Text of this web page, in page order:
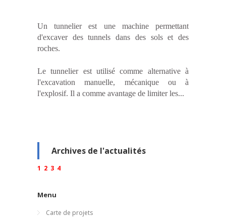
Un tunnelier est une machine permettant
d'excaver destunnels dans des sols et des
roches.
Le tunnelier est utilisé comme alternative à
l'excavation manuelle, mécanique ou à
l'explosif. Il a comme avantage de limiter les...
Archives de l'actualités
1 2 3 4
Menu
Carte de projets